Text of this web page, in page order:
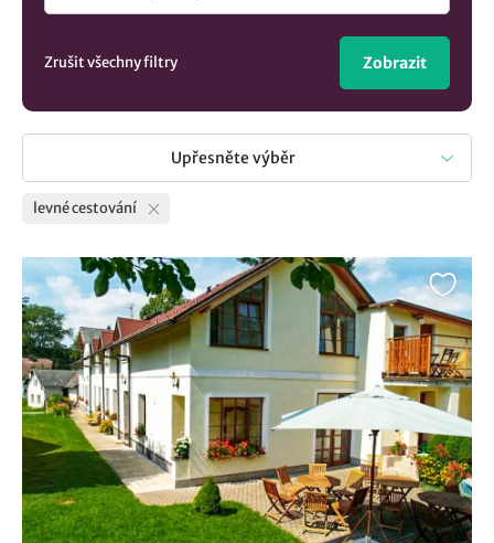
Zrušit všechny filtry Zobrazit
Upřesněte výběr
levné cestování